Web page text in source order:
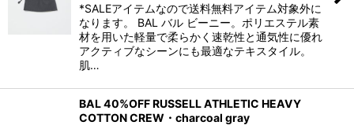
*SALEアイテムなので送料無料アイテム対象外に
なります。 BAL バル ビーニー。ポリエステル素
材を用いた軽量で柔らかく速乾性と通気性に優れ
アクティブなシーンにも最適なテキスタイル。
肌…
BAL 40%OFF RUSSELL ATHLETIC HEAVY
COTTON CREW・charcoal gray